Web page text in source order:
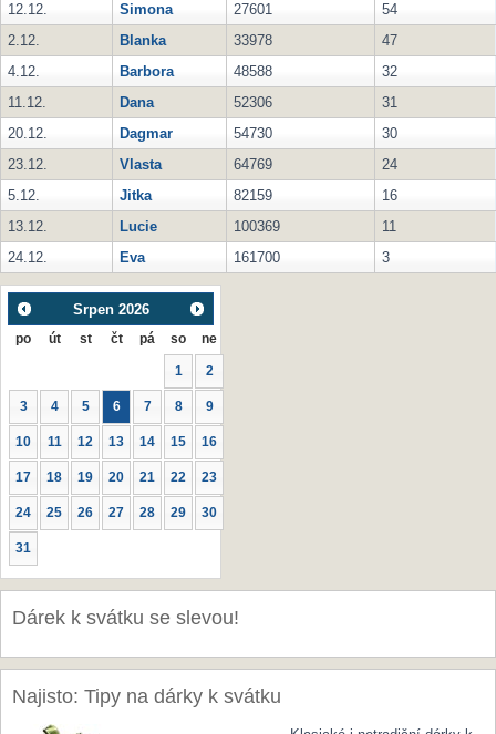
12.12.
Simona 27601
54
2.12.
Blanka 33978
47
4.12.
Barbora 48588
32
11.12.
Dana 52306
31
20.12.
Dagmar 54730
30
23.12.
Vlasta 64769
24
5.12.
Jitka 82159
16
13.12.
Lucie 100369
11
24.12.
Eva 161700 3
Srpen 2026
po út st čt pá so ne
1 2
3 4 5 6 7 8 9
10 11 12 13 14 15 16
17 18 19 20 21 22 23
24 25 26 27 28 29 30
31
Dárek k svátku se slevou!
Najisto: Tipy na dárky k svátku